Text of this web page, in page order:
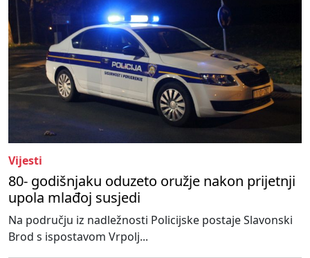
Vijesti
80- godišnjaku oduzeto oružje nakon prijetnji
upola mlađoj susjedi
Na području iz nadležnosti Policijske postaje Slavonski
Brod s ispostavom Vrpolj...